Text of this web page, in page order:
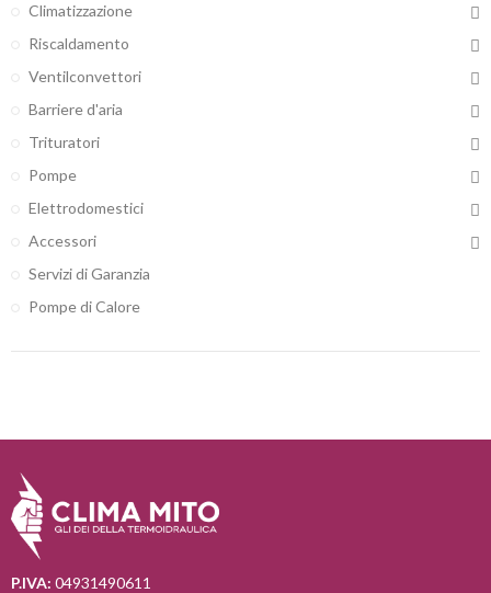
Climatizzazione
Riscaldamento
Ventilconvettori
Barriere d'aria
Trituratori
Pompe
Elettrodomestici
Accessori
Servizi di Garanzia
Pompe di Calore
P.IVA: 04931490611